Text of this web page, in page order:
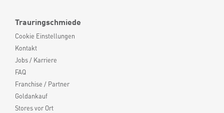
Trauringschmiede
Cookie Einstellungen
Kontakt
Jobs / Karriere
FAQ
Franchise / Partner
Goldankauf
Stores vor Ort